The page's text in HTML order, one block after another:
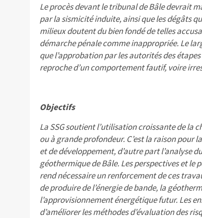
Le procès devant le tribunal de Bâle devrait
par la sismicité induite, ainsi que les dégâts
milieux doutent du bien fondé de telles
démarche pénale comme inappropriée. Le
que l’approbation par les autorités des
reproche d’un comportement fautif, voire
Objectifs
La SSG soutient l’utilisation croissante de la
ou à grande profondeur. C’est la raison pour
et de développement, d’autre part l’analyse
géothermique de Bâle. Les perspectives et
rend nécessaire un renforcement de ces
de produire de l’énergie de bande, la
l’approvisionnement énergétique futur. Les
d’améliorer les méthodes d’évaluation des